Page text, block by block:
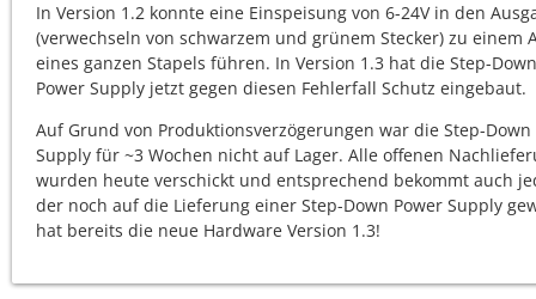
In Version 1.2 konnte eine Einspeisung von 6-24V in den
(verwechseln von schwarzem und grünem Stecker) zu einem
eines ganzen Stapels führen. In Version 1.3 hat die Step-Down
Power Supply jetzt gegen diesen Fehlerfall Schutz eingebaut.
Auf Grund von Produktionsverzögerungen war die Step-Down
Supply für ~3 Wochen nicht auf Lager. Alle offenen
wurden heute verschickt und entsprechend bekommt auch
der noch auf die Lieferung einer Step-Down Power Supply
hat bereits die neue Hardware Version 1.3!